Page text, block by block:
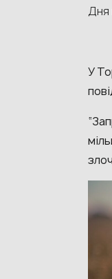
Дня
У